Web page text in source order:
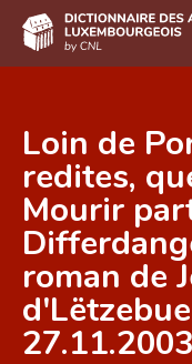
DE FR
Accueil
Auteur(e)s A-Z
Recherche
Foire aux questions
Loin de
redites,
Mourir
roman de
27.11.2003